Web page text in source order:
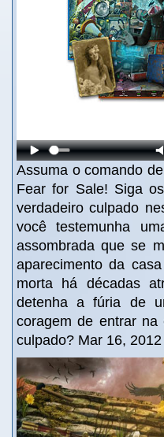
Assuma o comando
Fear for Sale! Siga
verdadeiro culpado
você testemunha
assombrada que se
aparecimento da
morta há décadas
detenha a fúria de
coragem de entrar na
culpado? Mar 16, 2012